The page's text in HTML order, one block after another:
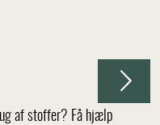
af stoffer? Få hjælp